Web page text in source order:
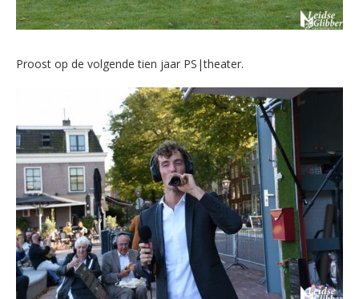
Proost op de volgende tien jaar PS|theater.